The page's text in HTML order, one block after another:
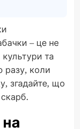
– це не
культури та
разу, коли
згадайте, що